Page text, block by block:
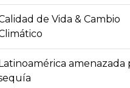
de Vida & Cambio
amenazada